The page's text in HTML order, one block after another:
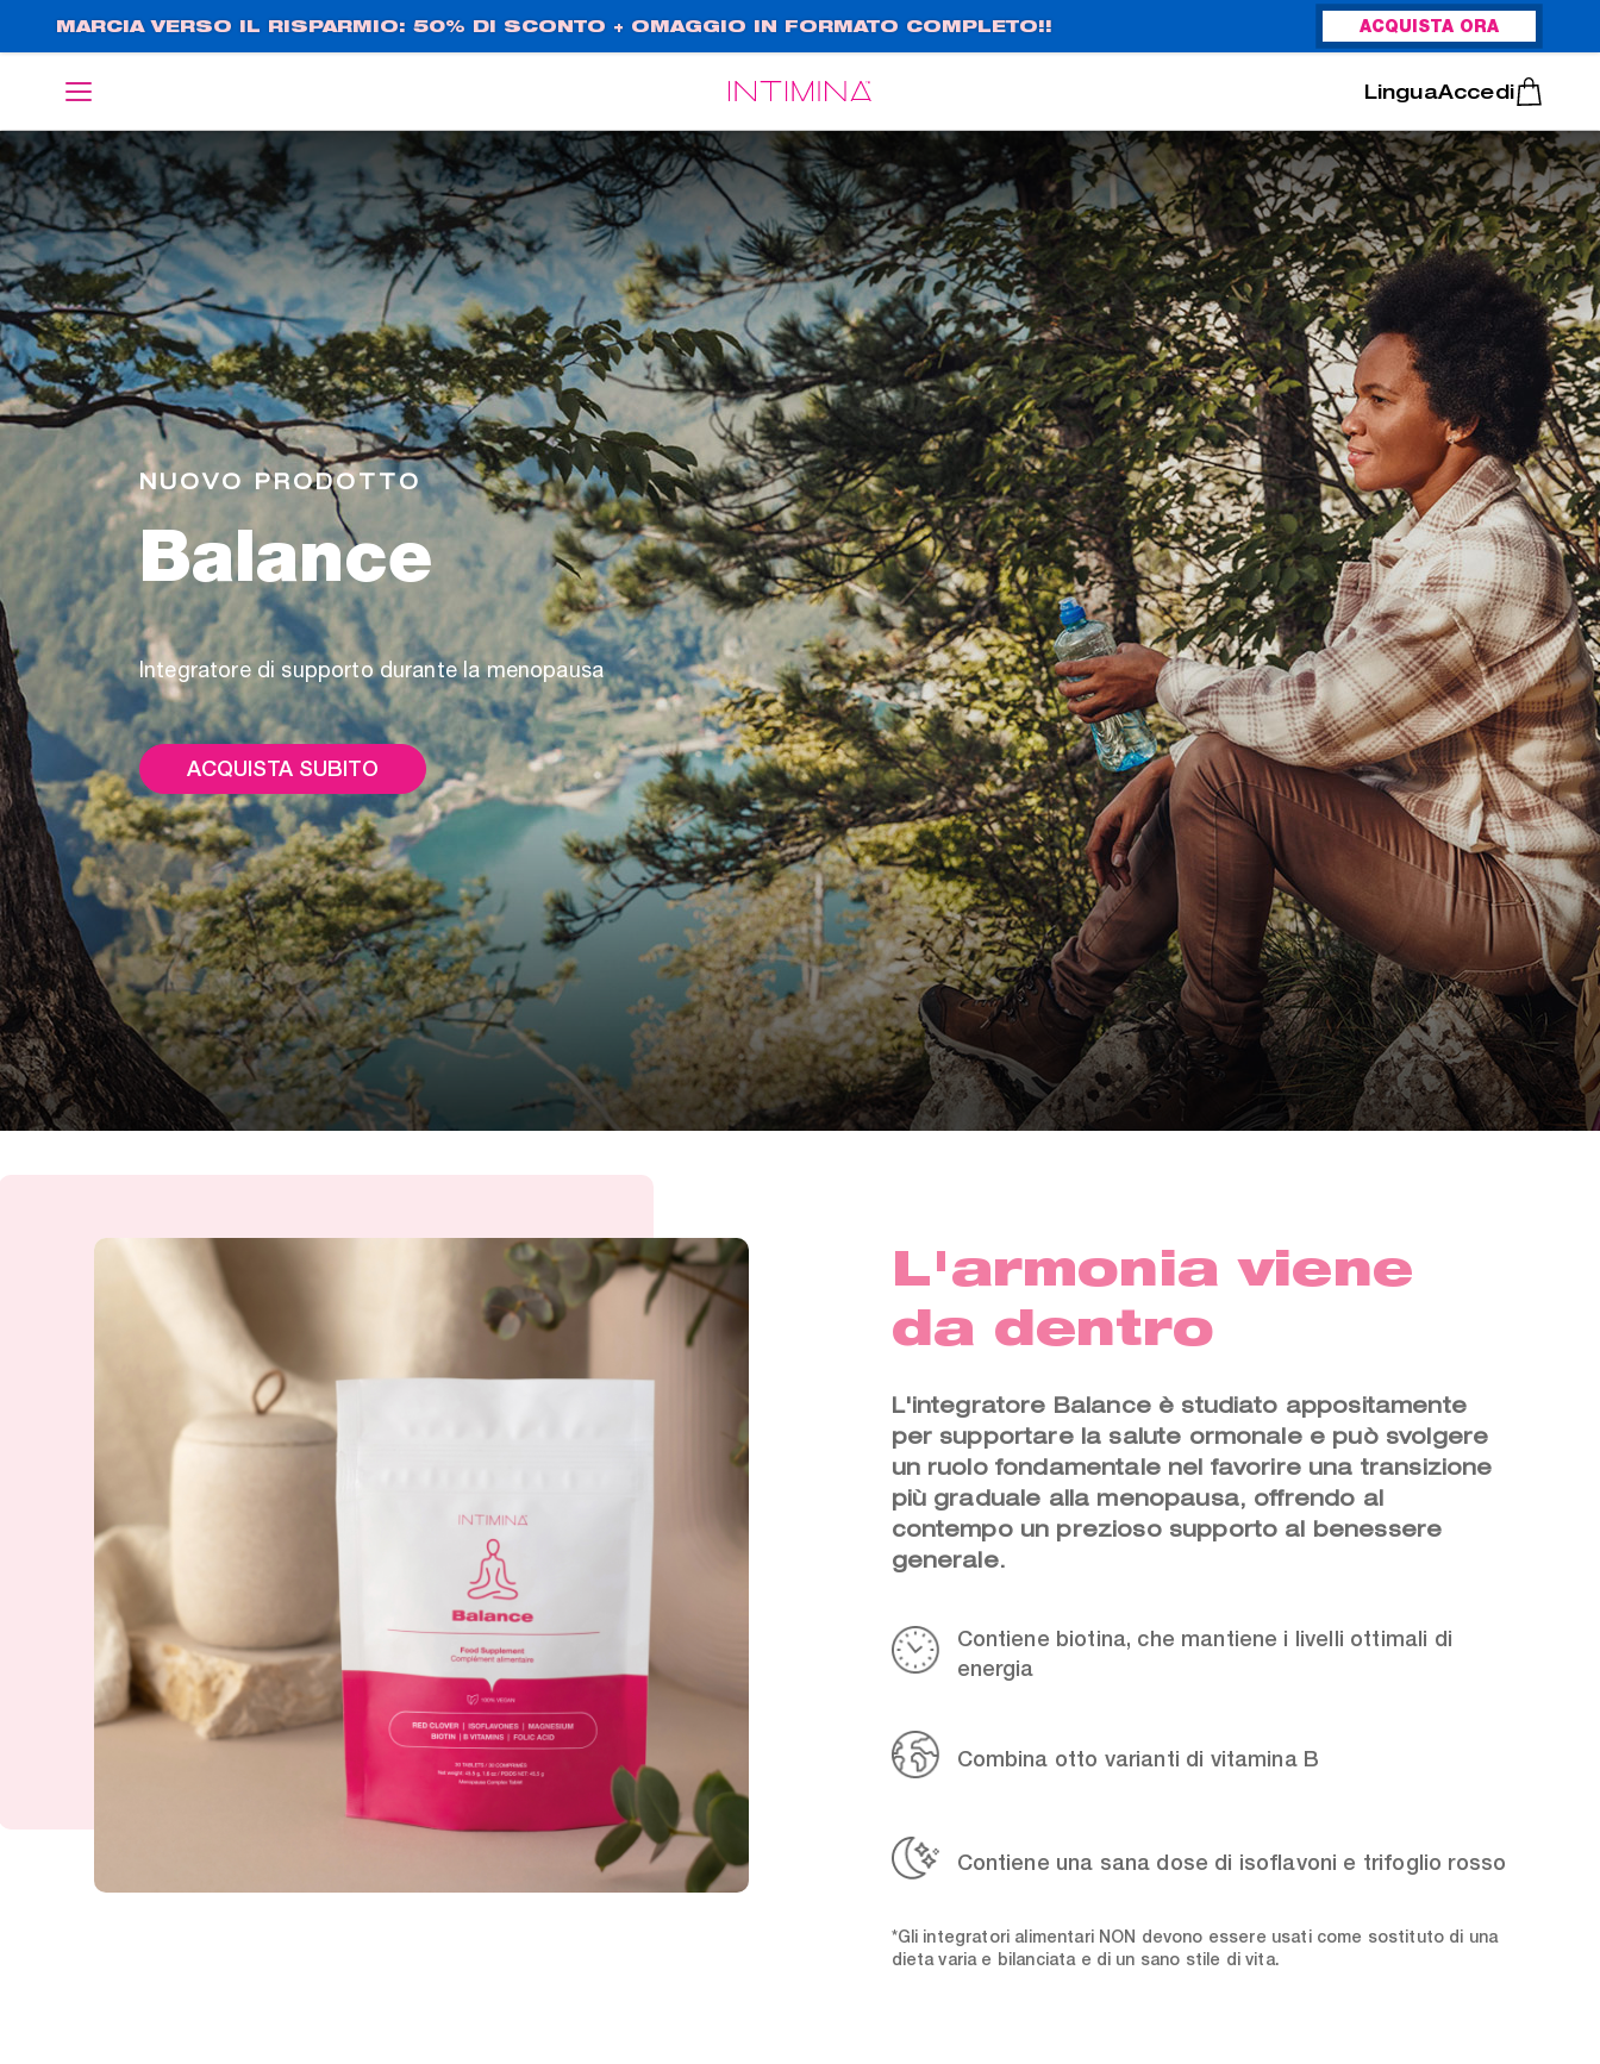
principale
MARCIA VERSO IL RISPARMIO: 50% DI SCONTO + OMAGGIO IN FORMATO COMPLETO!! ACQUISTA ORA
Deutsch Français Português
Accedi
Balance
NUOVO PRODOTTO
Integratore di supporto durante la menopausa
ACQUISTA SUBITO
L'armonia viene
da dentro
L'integratore Balance è studiato appositamente
per supportare la salute ormonale e può svolgere
un ruolo fondamentale nel favorire una transizione
più graduale alla menopausa, offrendo al
contempo un prezioso supporto al benessere
generale.
Contiene biotina, che mantiene i livelli ottimali di
energia
Combina otto varianti di vitamina B
Contiene una sana dose di isoflavoni e trifoglio rosso
*Gli integratori alimentari NON devono essere usati come sostituto di una
dieta varia e bilanciata e di un sano stile di vita.